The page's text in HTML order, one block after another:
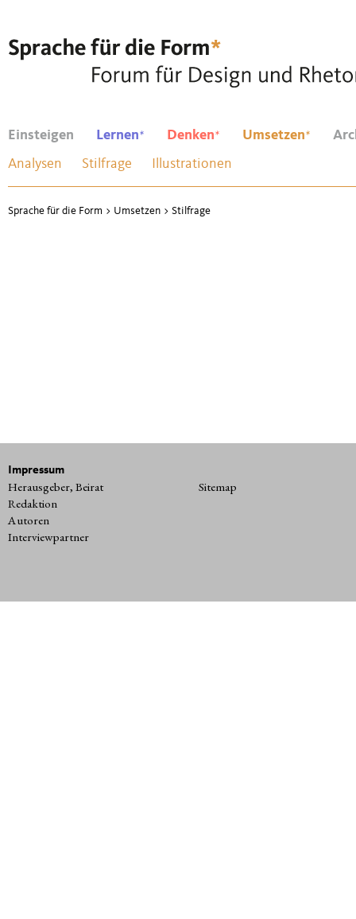
Einsteigen Lernen* Denken* Umsetzen*
Analysen Stilfrage Illustrationen
Sprache für die Form > Umsetzen > Stilfrage
Impressum
Herausgeber, Beirat
Redaktion
Autoren
Interviewpartner
Sitemap